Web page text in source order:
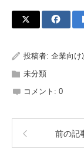
投稿者: 企業向け
未分類
コメント: 0
前の記